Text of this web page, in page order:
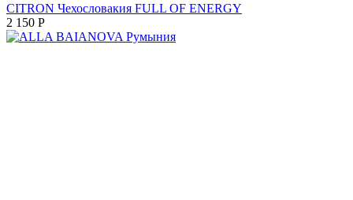
CITRON Чехословакия FULL OF ENERGY
2 150 Р